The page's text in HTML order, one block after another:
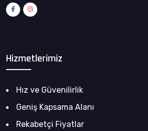
Hizmetlerimiz
Hız ve Güvenilirlik
Geniş Kapsama Alanı
Rekabetçi Fiyatlar